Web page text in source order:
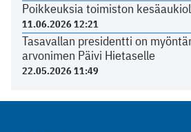
Poikkeuksia toimiston
11.06.2026 12:21
Tasavallan presidentti on
arvonimen Päivi Hietaselle
22.05.2026 11:49